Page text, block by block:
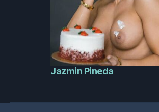
Jazmin Pineda